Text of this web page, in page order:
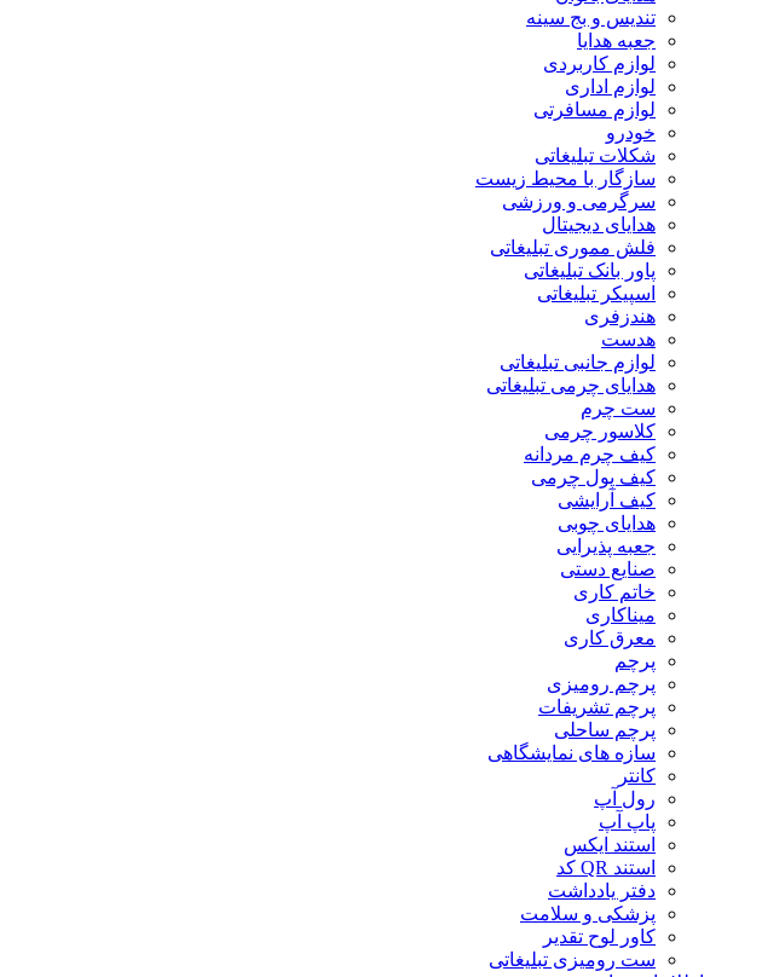
تندیس و بج سینه
جعبه هدایا
لوازم کاربردی
لوازم اداری
لوازم مسافرتی
خودرو
شکلات تبلیغاتی
سازگار با محیط زیست
سرگرمی و ورزشی
هدایای دیجیتال
فلش مموری تبلیغاتی
پاور بانک تبلیغاتی
اسپیکر تبلیغاتی
هندزفری
هدست
لوازم جانبی تبلیغاتی
هدایای چرمی تبلیغاتی
ست چرم
کلاسور چرمی
کیف چرم مردانه
کیف پول چرمی
کیف آرایشی
هدایای چوبی
جعبه پذیرایی
صنایع دستی
خاتم کاری
میناکاری
معرق کاری
پرچم
پرچم رومیزی
پرچم تشریفات
پرچم ساحلی
سازه های نمایشگاهی
کانتر
رول آپ
پاپ آپ
استند ایکس
استند QR کد
دفتر یادداشت
پزشکی و سلامت
کاور لوح تقدیر
ست رومیزی تبلیغاتی